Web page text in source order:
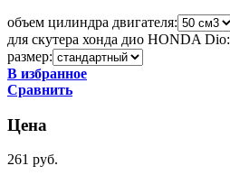
объем цилиндра двигателя:
для скутера хонда дио HONDA Dio:
размер:
В избранное
Сравнить
Цена
261 руб.